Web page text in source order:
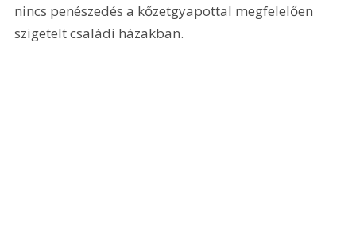
nincs penészedés a kőzetgyapottal megfelelően
szigetelt családi házakban.